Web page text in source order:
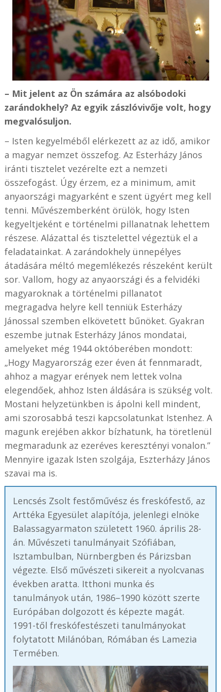
– Mit jelent az Ön számára az alsóbodoki
zarándokhely? Az egyik zászlóvivője volt, hogy
megvalósuljon.
– Isten kegyelméből elérkezett az az idő, amikor
a magyar nemzet összefog. Az Esterházy János
iránti tisztelet vezérelte ezt a nemzeti
összefogást. Úgy érzem, ez a minimum, amit
anyaországi magyarként e szent ügyért meg kell
tenni. Művészemberként örülök, hogy Isten
kegyeltjeként e történelmi pillanatnak lehettem
részese. Alázattal és tisztelettel végeztük el a
feladatainkat. A zarándokhely ünnepélyes
átadására méltó megemlékezés részeként került
sor. Vallom, hogy az anyaországi és a felvidéki
magyaroknak a történelmi pillanatot
megragadva helyre kell tenniük Esterházy
Jánossal szemben elkövetett bűnöket. Gyakran
eszembe jutnak Esterházy János mondatai,
amelyeket még 1944 októberében mondott:
„Hogy Magyarország ezer éven át fennmaradt,
ahhoz a magyar erények nem lettek volna
elegendőek, ahhoz Isten áldására is szükség volt.
Mostani helyzetünkben is ápolni kell mindent,
ami szorosabbá teszi kapcsolatunkat Istenhez. A
magunk erejében akkor bízhatunk, ha töretlenül
megmaradunk az ezeréves keresztényi vonalon.”
Mennyire igazak Isten szolgája, Eszterházy János
szavai ma is.
Lencsés Zsolt festőművész és freskófestő, az
Arttéka Egyesület alapítója, jelenlegi elnöke
Balassagyarmaton született 1960. április 28-
án. Művészeti tanulmányait Szófiában,
Isztambulban, Nürnbergben és Párizsban
végezte. Első művészeti sikereit a nyolcvanas
években aratta. Itthoni munka és
tanulmányok után, 1986–1990 között szerte
Európában dolgozott és képezte magát.
1991-től freskófestészeti tanulmányokat
folytatott Milánóban, Rómában és Lamezia
Termében.